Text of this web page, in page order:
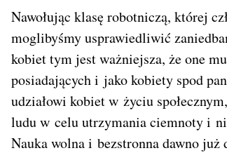
Nawołując klasę robotniczą, której
moglibyśmy usprawiedliwić
kobiet tym jest ważniejsza, że one
posiadających i jako kobiety spod
udziałowi kobiet w życiu
ludu w celu utrzymania ciemnoty i
Nauka wolna i bezstronna dawno